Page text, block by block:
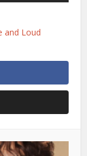
and Loud